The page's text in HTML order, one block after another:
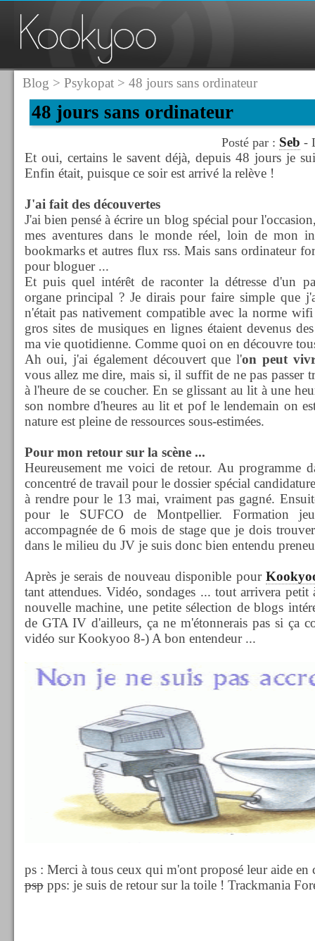
Blog > Psykopat> 48 jours sans ordinateur
48 jours sans ordinateur
Posté par : Seb -
Et oui, certains le savent déjà, depuis 48 jours je
Enfin était, puisque ce soir est arrivé la relève !
J'ai fait des découvertes
J'ai bien pensé à écrire un blog spécial pour
mes aventures dans le monde réel, loin de mon
bookmarks et autres flux rss. Mais sans ordinateur
pour bloguer ...
Et puis quel intérêt de raconter la détresse d'un
organe principal ? Je dirais pour faire simple que
n'était pas nativement compatible avec la norme
gros sites de musiques en lignes étaient devenus
ma vie quotidienne. Comme quoi on en découvre
Ah oui, j'ai également découvert que l'on peut
vous allez me dire, mais si, il suffit de ne pas passer
à l'heure de se coucher. En se glissant au lit à une
son nombre d'heures au lit et pof le lendemain on
nature est pleine de ressources sous-estimées.
Pour mon retour sur la scène ...
Heureusement me voici de retour. Au programme
concentré de travail pour le dossier spécial
à rendre pour le 13 mai, vraiment pas gagné.
pour le SUFCO de Montpellier. Formation
accompagnée de 6 mois de stage que je dois
dans le milieu du JV je suis donc bien entendu
Après je serais de nouveau disponible pour
tant attendues. Vidéo, sondages ... tout arrivera
nouvelle machine, une petite sélection de blogs
de GTA IV d'ailleurs, ça ne m'étonnerais pas si ça
vidéo sur Kookyoo 8-) A bon entendeur ...
ps : Merci à tous ceux qui m'ont proposé leur aide en
psppps: je suis de retour sur la toile ! Trackmania